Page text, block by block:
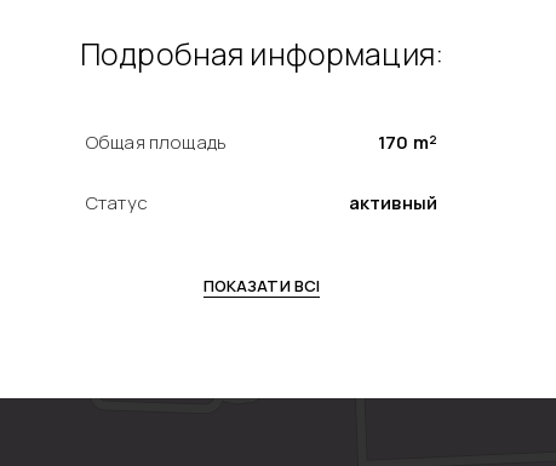
Подробная информация:
Общая площадь 170 m²
Статус активный
ПОКАЗАТИ ВСІ